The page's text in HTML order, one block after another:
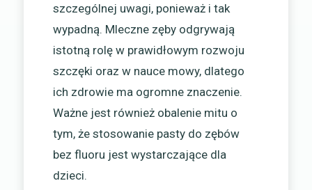
szczególnej uwagi, ponieważ i tak
wypadną. Mleczne zęby odgrywają
istotną rolę w prawidłowym rozwoju
szczęki oraz w nauce mowy, dlatego
ich zdrowie ma ogromne znaczenie.
Ważne jest również obalenie mitu o
tym, że stosowanie pasty do zębów
bez fluoru jest wystarczające dla
dzieci.